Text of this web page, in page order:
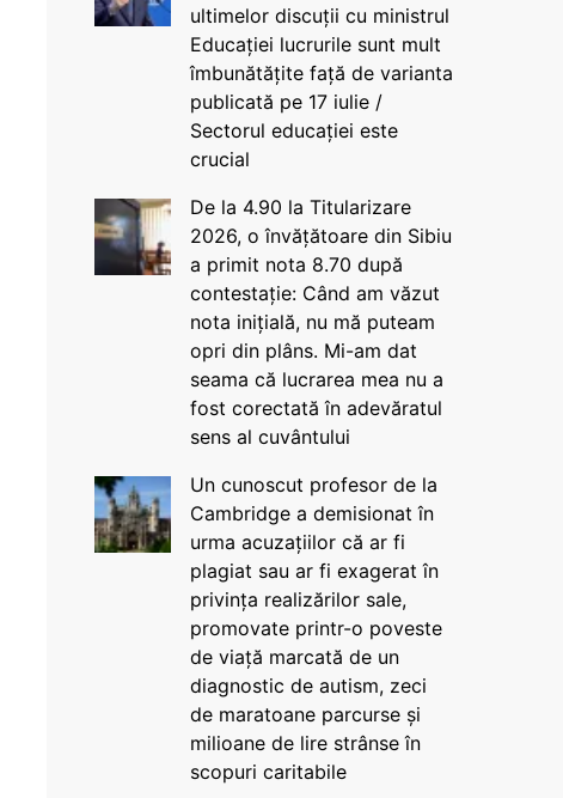
ultimelor discuții cu ministrul
Educației lucrurile sunt mult
îmbunătățite față de varianta
publicată pe 17 iulie /
Sectorul educației este
crucial
De la 4.90 la Titularizare
2026, o învățătoare din Sibiu
a primit nota 8.70 după
contestație: Când am văzut
nota inițială, nu mă puteam
opri din plâns. Mi-am dat
seama că lucrarea mea nu a
fost corectată în adevăratul
sens al cuvântului
Un cunoscut profesor de la
Cambridge a demisionat în
urma acuzațiilor că ar fi
plagiat sau ar fi exagerat în
privința realizărilor sale,
promovate printr-o poveste
de viață marcată de un
diagnostic de autism, zeci
de maratoane parcurse și
milioane de lire strânse în
scopuri caritabile